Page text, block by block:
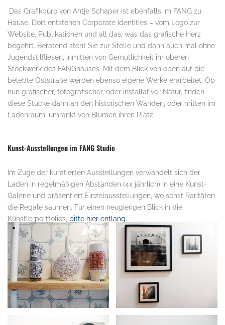
Das Grafikbüro von Antje Schaper ist ebenfalls im FANG zu
Hause. Dort entstehen Corporate Identities – vom Logo zur
Website, Publikationen und all das, was das grafische Herz
begehrt. Beratend steht Sie zur Stelle und dann auch mal ohne
Jugendstilfliesen, inmitten von Gemütlichkeit im oberen
Stockwerk des FANGhauses. Mit dem Blick von oben auf die
belebte Oststraße werden ebenso eigene Werke erarbeitet. Ob
nun grafischer, fotografischer, oder installativer Natur, finden
diese Stücke dann an den historischen Wänden, oder mitten im
Ladenraum, umrankt von Blumen ihren Platz.
Kunst-Ausstellungen im FANG Studio
Im Zuge der kuratierten Ausstellungen verwandelt sich der
Laden in regelmäßigen Abständen (4x jährlich) in eine Kunst-
Galerie und präsentiert Einzelausstellungen, wo sonst Raritäten
die Regale säumen. Für einen neugierigen Blick in die
Künstlerportfolios, bitte hier entlang.